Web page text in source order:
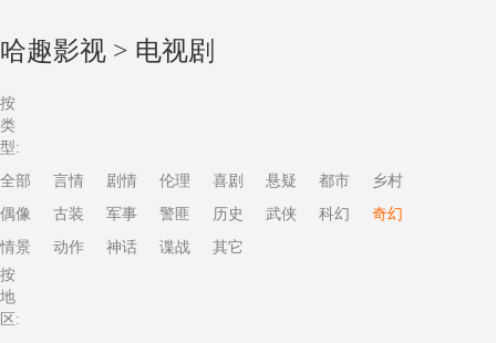
哈趣影视 > 电视剧
按
类
型:
全部
言情 剧情 伦理 喜剧 悬疑 都市
乡村
偶像
古装 军事 警匪 历史 武侠 科幻
奇幻
情景
动作 神话 谍战
其它
按
地
区: